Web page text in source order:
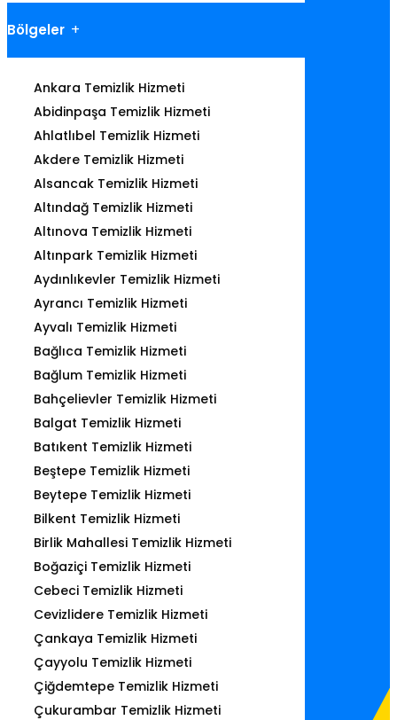
Bölgeler
Ankara Temizlik Hizmeti
Abidinpaşa Temizlik Hizmeti
Ahlatlıbel Temizlik Hizmeti
Akdere Temizlik Hizmeti
Alsancak Temizlik Hizmeti
Altındağ Temizlik Hizmeti
Altınova Temizlik Hizmeti
Altınpark Temizlik Hizmeti
Aydınlıkevler Temizlik Hizmeti
Ayrancı Temizlik Hizmeti
Ayvalı Temizlik Hizmeti
Bağlıca Temizlik Hizmeti
Bağlum Temizlik Hizmeti
Bahçelievler Temizlik Hizmeti
Balgat Temizlik Hizmeti
Batıkent Temizlik Hizmeti
Beştepe Temizlik Hizmeti
Beytepe Temizlik Hizmeti
Bilkent Temizlik Hizmeti
Birlik Mahallesi Temizlik Hizmeti
Boğaziçi Temizlik Hizmeti
Cebeci Temizlik Hizmeti
Cevizlidere Temizlik Hizmeti
Çankaya Temizlik Hizmeti
Çayyolu Temizlik Hizmeti
Çiğdemtepe Temizlik Hizmeti
Çukurambar Temizlik Hizmeti